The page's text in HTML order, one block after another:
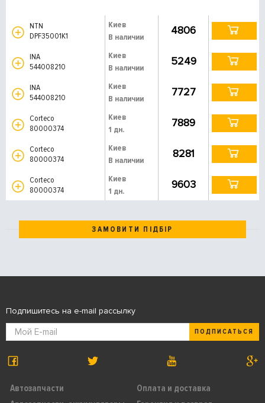
NTN
DPF35001K1
Киев
В наличии
4806
INA
544008210
Киев
В наличии
5249
INA
544008210
Киев
В наличии
7727
Corteco
80000374
Киев
1 дн.
7889
Corteco
80000374
Киев
В наличии
8281
Corteco
80000374
Киев
1 дн.
9603
ЗАМОВИТИ ПІДБІР
Автозапчасти
Оплата и доставка
Подпишитесь на e-mail рассылку
ПОДПИСАТЬСЯ